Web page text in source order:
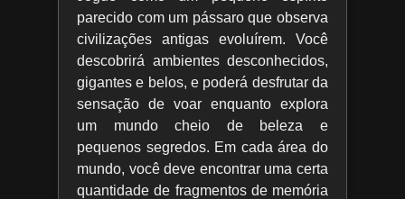
parecido com um pássaro que observa
civilizações antigas evoluírem. Você
descobrirá ambientes desconhecidos,
gigantes e belos, e poderá desfrutar da
sensação de voar enquanto explora
um mundo cheio de beleza e
pequenos segredos. Em cada área do
mundo, você deve encontrar uma certa
quantidade de fragmentos de memória